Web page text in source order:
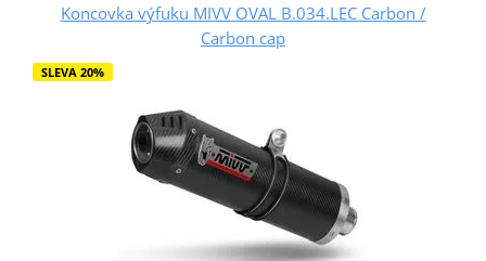
Koncovka výfuku MIVV OVAL B.034.LEC Carbon /
Carbon cap
SLEVA 20%